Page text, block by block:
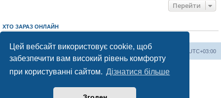
Цей вебсайт використовує cookie, щоб
забезпечити вам високий рівень комфорту
при користуванні сайтом. Дізнатися більше
Перейти
ХТО ЗАРАЗ ОНЛАЙН
Херсонський форум UTC+03:00
Команда
Працює на phpBB® Forum Software © phpBB Limited
Конфіденційність